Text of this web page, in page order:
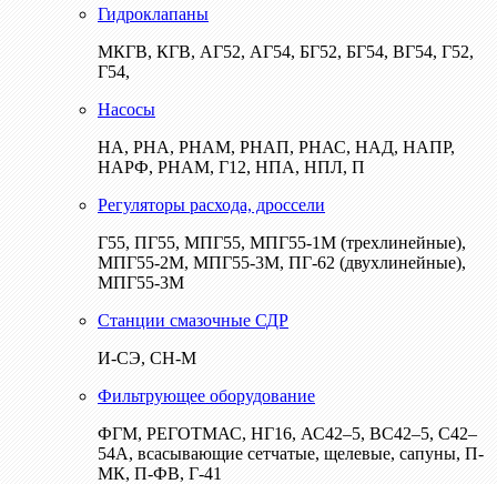
Гидроклапаны
МКГВ, КГВ, АГ52, АГ54, БГ52, БГ54, ВГ54, Г52,
Г54,
Насосы
НА, РНА, РНАМ, РНАП, РНАС, НАД, НАПР,
НАРФ, РНАМ, Г12, НПА, НПЛ, П
Регуляторы расхода, дроссели
Г55, ПГ55, МПГ55, МПГ55-1М (трехлинейные),
МПГ55-2М, МПГ55-3М, ПГ-62 (двухлинейные),
МПГ55-3М
Станции смазочные СДР
И-СЭ, СН-М
Фильтрующее оборудование
ФГМ, РЕГОТМАС, НГ16, АС42–5, ВС42–5, С42–
54А, всасывающие сетчатые, щелевые, сапуны, П-
МК, П-ФВ, Г-41